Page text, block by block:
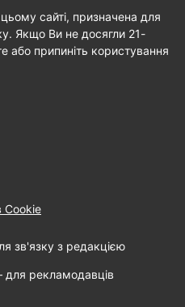
сайті, призначена для
Якщо Ви не досягли 21-
або припиніть користування
Cookie
зв'язку з редакцією
рекламодавців